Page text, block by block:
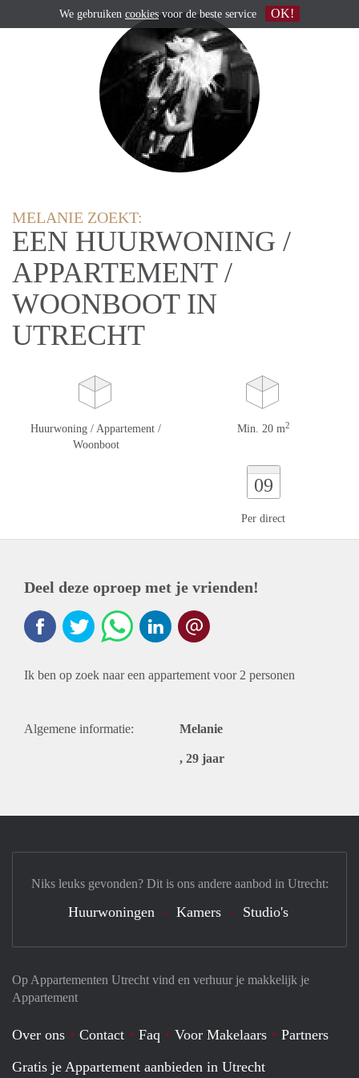
MELANIE ZOEKT:
EEN HUURWONING /
APPARTEMENT /
WOONBOOT IN
UTRECHT
Huurwoning / Appartement /
Woonboot
Min. 20 m2
09
Per direct
Deel deze oproep met je vrienden!
Ik ben op zoek naar een appartement voor 2 personen
Algemene informatie: Melanie
, 29 jaar
Op Appartementen Utrecht vind en verhuur je makkelijk je
Appartement
Over ons Contact Faq Voor Makelaars
Partners
Gratis je Appartement aanbieden in Utrecht
Niks leuks gevonden? Dit is ons andere aanbod in Utrecht:
Huurwoningen Kamers Studio's
We gebruiken cookiesvoor de beste service OK!